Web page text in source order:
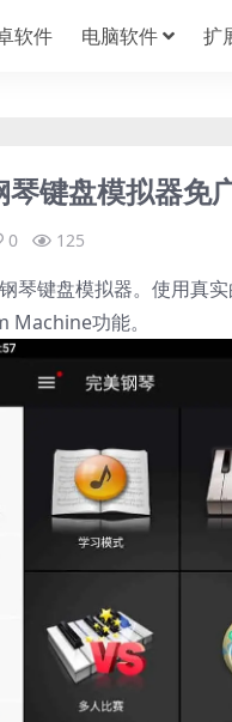
软件 电脑软件 扩
键盘模拟器免
0 125
琴键盘模拟器。使用真
功能。